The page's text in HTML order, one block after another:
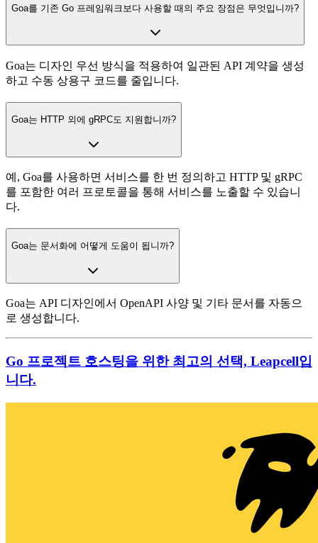
Goa를 기존 Go 프레임워크보다 사용할 때의 주요 장점은 무엇입니까?
Goa는 디자인 우선 방식을 적용하여 일관된 API 계약을 생성
하고 수동 상용구 코드를 줄입니다.
Goa는 HTTP 외에 gRPC도 지원합니까?
예, Goa를 사용하면 서비스를 한 번 정의하고 HTTP 및 gRPC
를 포함한 여러 프로토콜을 통해 서비스를 노출할 수 있습니
다.
Goa는 문서화에 어떻게 도움이 됩니까?
Goa는 API 디자인에서 OpenAPI 사양 및 기타 문서를 자동으
로 생성합니다.
Go 프로젝트 호스팅을 위한 최고의 선택, Leapcell입
니다.